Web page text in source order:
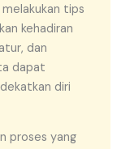
tips
kehadiran
dan
dapat
diri
proses yang